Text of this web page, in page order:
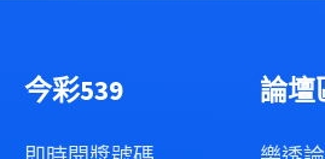
今彩539 論壇